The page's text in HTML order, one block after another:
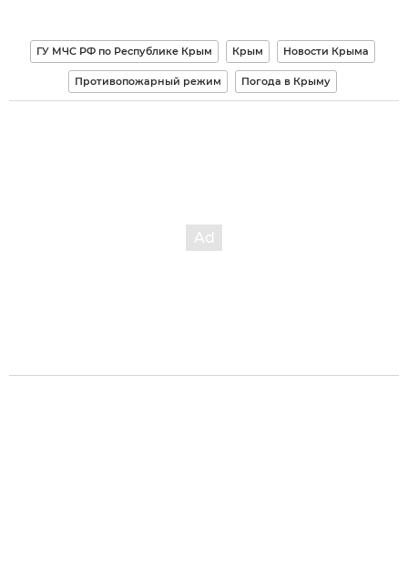
ГУ МЧС РФ по Республике Крым Крым Новости Крыма
Противопожарный режим Погода в Крыму